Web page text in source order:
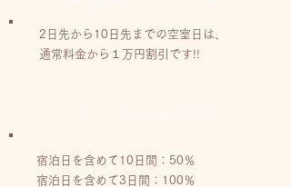
2日先から10日先までの空室日は、
通常料金から１万円割引です!!
宿泊日を含めて10日間：50％
宿泊日を含めて3日間：100％